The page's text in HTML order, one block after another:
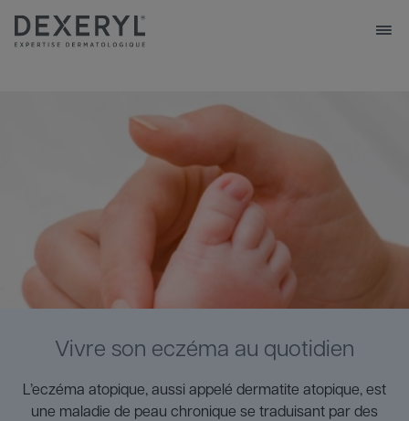
Aller
au
NOTRE EXPERTISE
NOS ENGAGEMENTS
Trouver une pharmacie
Vivre son eczéma au quotidien
L’eczéma atopique, aussi appelé dermatite atopique, est
une maladie de peau chronique se traduisant par des